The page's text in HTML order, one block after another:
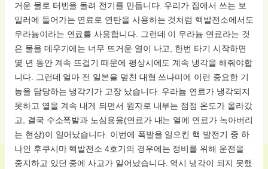
거운 물로 터빈을 돌려 전기를 만듭니다. 우리가 집에서 쓰는 보
일러에 들어가는 연료로 연탄을 사용하는 것처럼 핵발전소에서도
우라늄이라는 연료를 사용합니다. 그런데 이 우라늄 연료라는 것
은 물을 데우기에는 너무 뜨거운 열이 나고, 한번 타기 시작하면
몇 년 동안 계속 뜨겁기 때문에 평상시에도 계속 냉각을 해줘야합
니다. 그런데 얼마 전 일본을 덮친 대형 쓰나미에 이런 중요한 기
능을 담당하는 냉각기가 고장 났습니다. 우라늄 연료가 냉각되지
못하고 열을 계속 내게 되면서 원자로 내부는 점점 온도가 올라갔
고, 결국 수소폭발과 노심용융(연료가 내는 열에 연료가 녹아버리
는 현상)이 일어났습니다. 이번에 폭발을 일으킨 핵 발전기 중 하
나인 후쿠시마 핵발전소 4호기의 경우에는 정비를 위해 운전을
중지하고 있던 중에 사고가 일어났습니다. 역시 냉각이 되지 못했